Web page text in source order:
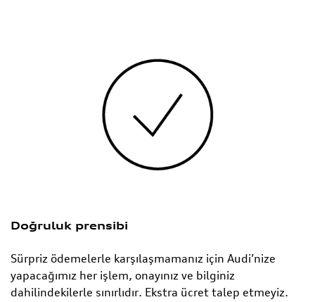
Doğruluk prensibi
Sürpriz ödemelerle karşılaşmamanız için Audi’nize
yapacağımız her işlem, onayınız ve bilginiz
dahilindekilerle sınırlıdır. Ekstra ücret talep etmeyiz.